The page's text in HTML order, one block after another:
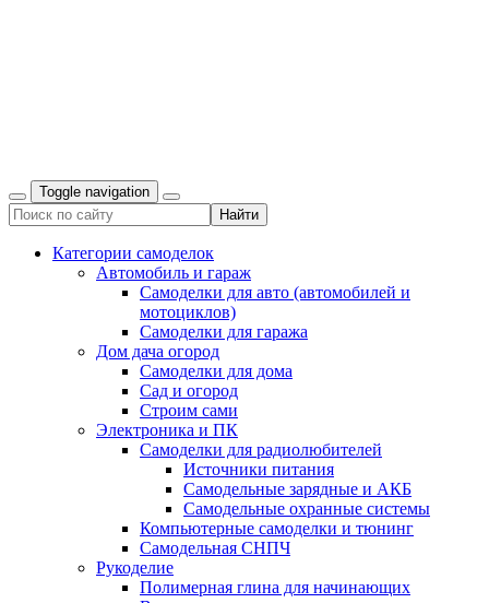
Toggle navigation
Категории самоделок
Автомобиль и гараж
Самоделки для авто (автомобилей и
мотоциклов)
Самоделки для гаража
Дом дача огород
Самоделки для дома
Сад и огород
Строим сами
Электроника и ПК
Самоделки для радиолюбителей
Источники питания
Самодельные зарядные и АКБ
Самодельные охранные системы
Компьютерные самоделки и тюнинг
Самодельная СНПЧ
Рукоделие
Полимерная глина для начинающих